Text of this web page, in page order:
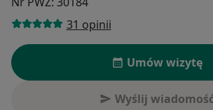
31 opinii
Umów wizytę
Wyślij